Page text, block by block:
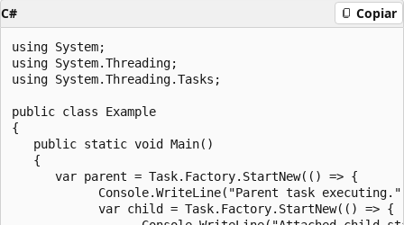
C# Copiar
using System;
using System.Threading;
using System.Threading.Tasks;
public class Example
{
   public static void Main()
   {
      var parent = Task.Factory.StartNew(() => {
Console.WriteLine("Parent task
            var child = Task.Factory.StartNew(() => {